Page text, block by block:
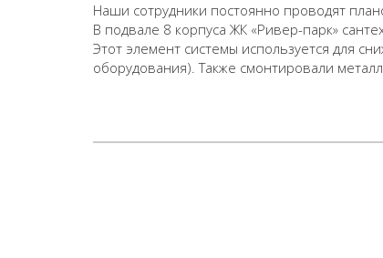
Наши сотрудники постоянно проводят
В подвале 8 корпуса ЖК «Ривер-парк»
Этот элемент системы используется для
оборудования). Также смонтировали